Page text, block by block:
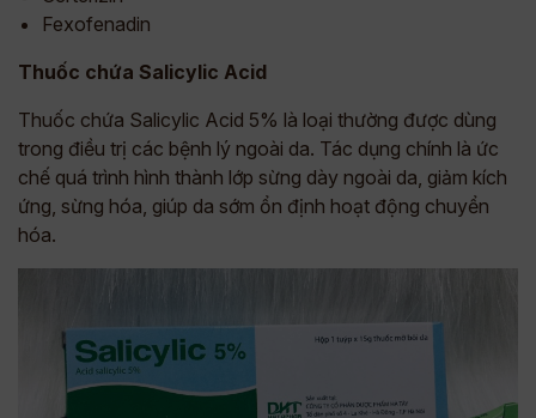
Fexofenadin
Thuốc chứa Salicylic Acid
Thuốc chứa Salicylic Acid 5% là loại thường được dùng
trong điều trị các bệnh lý ngoài da. Tác dụng chính là ức
chế quá trình hình thành lớp sừng dày ngoài da, giảm kích
ứng, sừng hóa, giúp da sớm ổn định hoạt động chuyển
hóa.